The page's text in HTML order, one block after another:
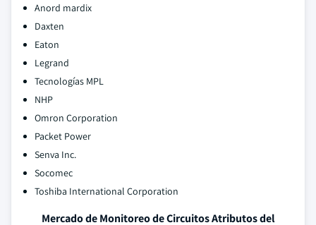
Anord mardix
Daxten
Eaton
Legrand
Tecnologías MPL
NHP
Omron Corporation
Packet Power
Senva Inc.
Socomec
Toshiba International Corporation
Mercado de Monitoreo de Circuitos Atributos del